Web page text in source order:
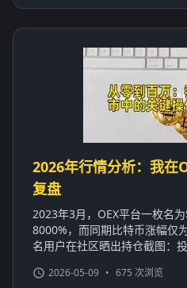
2026年行情分析：我在
复盘
2023年3月，OEX平台一枚名
8000%，而同期比特币涨幅仅
名用户在社区晒出持仓截图：
2026-05-09 • 675 次浏览